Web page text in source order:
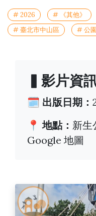
# 2026 # 《其他》
# 臺北市中山區
# 公園
▍影片資
🗓️ 出版日期：
📍 地點： 新生
Google 地圖